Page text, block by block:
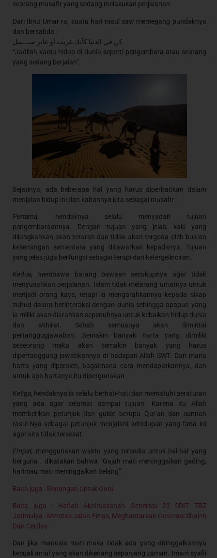
seorang musafir yang sedang melakukan perjalanan.
Dari Ibnu Umar ra, suatu hari rasul saw memegang pundaknya
dan bersabda :
كن في الدنيا كأنك غريب أو عابر ســــبيل
“Jadilah kamu hidup di dunia seperti pengembara atau seorang
yang sedang berjalan”.
Sejatinya, ada beberapa hal yang harus diperhatikan dalam
menjalan hidup ini dan kaitannya kita sebagai musafir :
Pertama, hendaknya selalu menyadari tujuan
pengembaraannya. Dengan tujuan yang jelas, kaki yang
dilangkahkan akan terarah dan tidak akan tergoda oleh buaian
kesenangan sementara yang ditawarkan kepadanya. Tujuan
yang jelas juga berfungsi sebagai terapi dari ketergelinciran.
Kedua, membawa barang bawaan secukupnya agar tidak
menyusahkan perjalanan. Islam tidak melarang umatnya untuk
menjadi orang kaya, tetapi ia mengarahkannya kepada sikap
zuhud dalam berinteraksi dengan dunia sehingga apapun yang
ia miliki akan diarahkan sepenuhnya untuk kebaikan hidup dunia
dan akhirat. Sebab semuanya akan dimintai
pertanggugjawaban. Semakin banyak harta yang dimiliki
seseorang maka akan semakin banyak yang harus
dipertanggung jawabkannya di hadapan Allah SWT. Dari mana
harta yang diperoleh, bagaimana cara mendapatkannya, dan
untuk apa hartanya itu dipergunakan.
Ketiga, hendaknya ia selalu berhati-hati dan mematuhi peraturan
yang ada agar selamat sampai tujuan. Karena itu Allah
memberikan petunjuk dan guide berupa Qur’an dan sunnah
rasul-Nya sebagai petunjuk menjalani kehidupan yang fana ini
agar kita tidak tersesat.
Empat, menggunakan waktu yang tersedia untuk hal-hal yang
berguna . dikatakan bahwa “Gajah mati meninggalkan gading,
harimau mati meninggalkan belang”.
Baca juga : Renungan Untuk Guru
Baca juga : Haflah Akhirussanah Generasi 23 SDIT TBZ
Jatimulya : Meretas Jalan Emas, Meghantarkan Generasi Shaleh
Dan Cerdas.
Dan jika manusia mati maka tidak ada yang ditinggalkannya
kecuali amal yang akan dikenang sepanjang zaman. Imam syafii